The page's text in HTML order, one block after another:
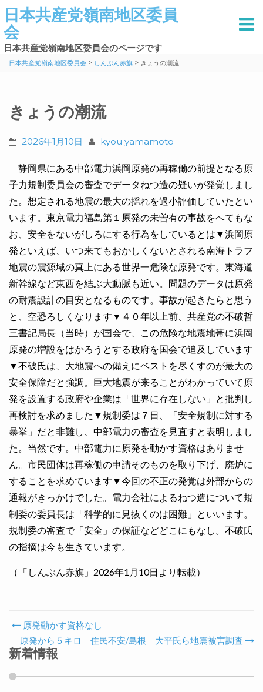
日本共産党嶺南地区委員
会
日本共産党嶺南地区委員会のページです
日本共産党嶺南地区委員会 > しんぶん赤旗 > きょうの潮流
きょうの潮流
2026年1月10日 kyou yamamoto
静岡県にある中部電力浜岡原発の再稼働の前提となる原
子力規制委員会の審査でデータねつ造の疑いが発覚しまし
た。想定される地震の最大の揺れを過小評価していたとい
います。東京電力福島第１原発の未曽有の事故をへてもな
お、安全をないがしろにする行為をしているとは▼浜岡原
発といえば、いつ来てもおかしくないとされる南海トラフ
地震の震源域の真上にある世界一危険な原発です。東海道
新幹線など東西を結ぶ大動脈も近い。問題のデータは原発
の耐震設計の目安となるものです。事故が起きたらと思う
と、空恐ろしくなります▼４０年以上前、共産党の不破哲
三書記局長（当時）が国会で、この危険な地震地帯に浜岡
原発の増設をはかろうとする政府を国会で追及しています
▼不破氏は、大地震への備えにベストを尽くすのが最大の
安全保障だと強調。巨大地震が来ることがわかっていて原
発を設置する政府や企業は「世界に存在しない」と批判し
再検討を求めました▼規制委は７日、「安全規制に対する
暴挙」だと非難し、中部電力の審査を見直すと表明しまし
た。当然です。中部電力に原発を動かす資格はありませ
ん。市民団体は再稼働の申請そのものを取り下げ、廃炉に
することを求めています▼今回の不正の発覚は外部からの
通報がきっかけでした。電力会社によるねつ造について規
制委の委員長は「科学的に見抜くのは困難」といいます。
規制委の審査で「安全」の保証などどこにもなし。不破氏
の指摘は今も生きています。
（「しんぶん赤旗」2026年1月10日より転載）
Post navigation
原発動かす資格なし
原発から５キロ 住民不安/島根 大平氏ら地震被害調査
新着情報